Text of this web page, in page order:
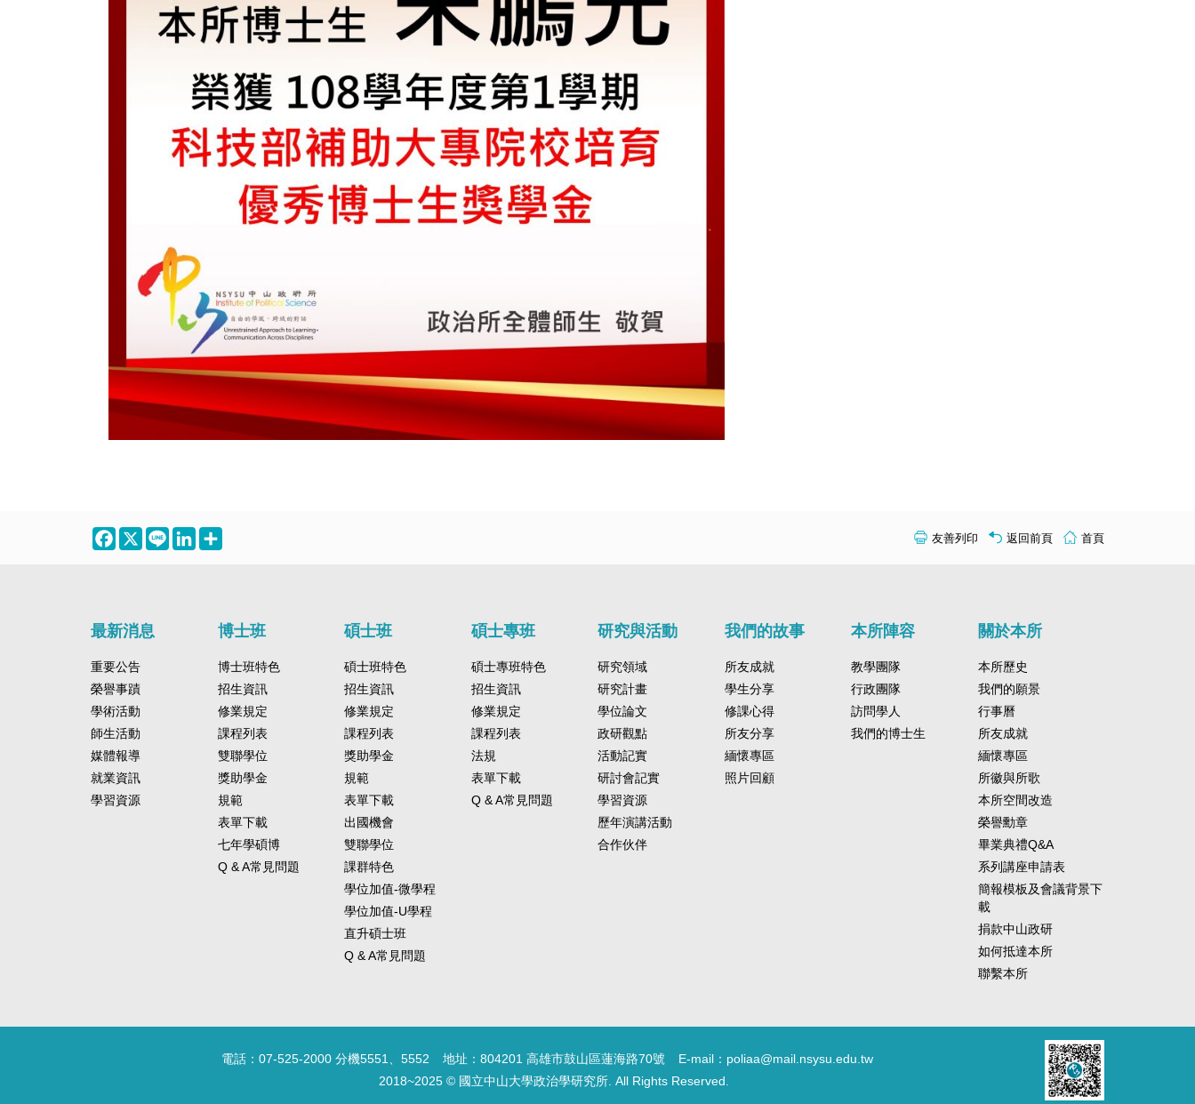
Facebook
X Line LinkedIn 友善列印 返回前頁 首頁
最新消息
重要公告
榮譽事蹟
學術活動
師生活動
媒體報導
就業資訊
學習資源
博士班
博士班特色
招生資訊
修業規定
課程列表
雙聯學位
獎助學金
規範
表單下載
七年學碩博
Q & A常見問題
碩士班
碩士班特色
招生資訊
修業規定
課程列表
獎助學金
規範
表單下載
出國機會
雙聯學位
課群特色
學位加值-微學程
學位加值-U學程
直升碩士班
Q & A常見問題
碩士專班
碩士專班特色
招生資訊
修業規定
課程列表
法規
表單下載
Q & A常見問題
研究與活動
研究領域
研究計畫
學位論文
政研觀點
活動記實
研討會記實
學習資源
歷年演講活動
合作伙伴
我們的故事
所友成就
學生分享
修課心得
所友分享
緬懷專區
照片回顧
本所陣容
教學團隊
行政團隊
訪問學人
我們的博士生
關於本所
本所歷史
我們的願景
行事曆
所友成就
緬懷專區
所徽與所歌
本所空間改造
榮譽勳章
畢業典禮Q&A
系列講座申請表
簡報模板及會議背景下
載
捐款中山政研
如何抵達本所
聯繫本所
電話：07-525-2000 分機5551、5552 地址：804201 高雄市鼓山區蓮海路70號
E-mail：poliaa@mail.nsysu.edu.tw
2018~2025 © 國立中山大學政治學研究所. All Rights Reserved.